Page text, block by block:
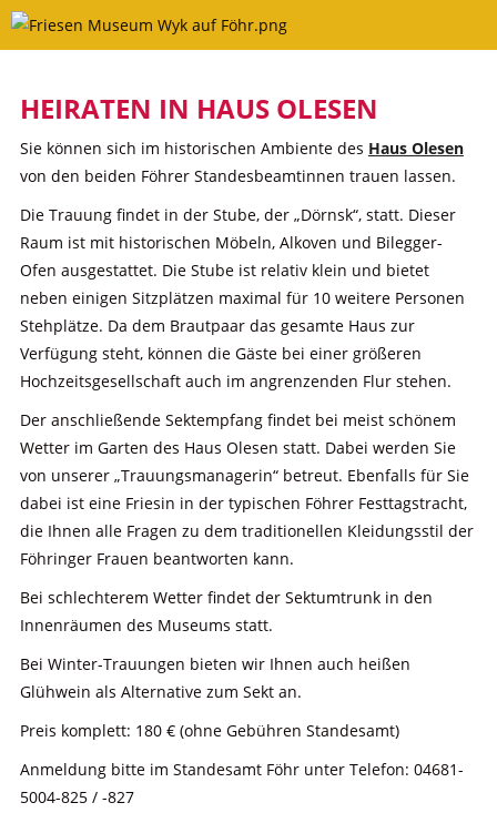
Skip
HEIRATEN IN HAUS OLESEN
Sie können sich im historischen Ambiente des Haus Olesen
von den beiden Föhrer Standesbeamtinnen trauen lassen.
Die Trauung findet in der Stube, der „Dörnsk“, statt. Dieser
Raum ist mit historischen Möbeln, Alkoven und Bilegger-
Ofen ausgestattet. Die Stube ist relativ klein und bietet
neben einigen Sitzplätzen maximal für 10 weitere Personen
Stehplätze. Da dem Brautpaar das gesamte Haus zur
Verfügung steht, können die Gäste bei einer größeren
Hochzeitsgesellschaft auch im angrenzenden Flur stehen.
Der anschließende Sektempfang findet bei meist schönem
Wetter im Garten des Haus Olesen statt. Dabei werden Sie
von unserer „Trauungsmanagerin“ betreut. Ebenfalls für Sie
dabei ist eine Friesin in der typischen Föhrer Festtagstracht,
die Ihnen alle Fragen zu dem traditionellen Kleidungsstil der
Föhringer Frauen beantworten kann.
Bei schlechterem Wetter findet der Sektumtrunk in den
Innenräumen des Museums statt.
Bei Winter-Trauungen bieten wir Ihnen auch heißen
Glühwein als Alternative zum Sekt an.
Preis komplett: 180 € (ohne Gebühren Standesamt)
Anmeldung bitte im Standesamt Föhr unter Telefon: 04681-
5004-825 / -827